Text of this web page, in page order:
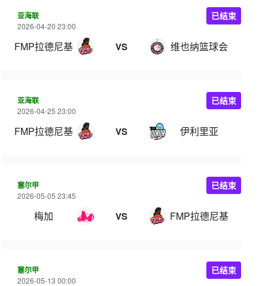
亚海联
2026-04-20 23:00
FMP拉德尼基 VS 维也纳篮球会
已结束
亚海联
2026-04-25 23:00
FMP拉德尼基 VS 伊利里亚
已结束
塞尔甲
2026-05-05 23:45
梅加 VS FMP拉德尼基
已结束
塞尔甲
2026-05-13 00:00
已结束